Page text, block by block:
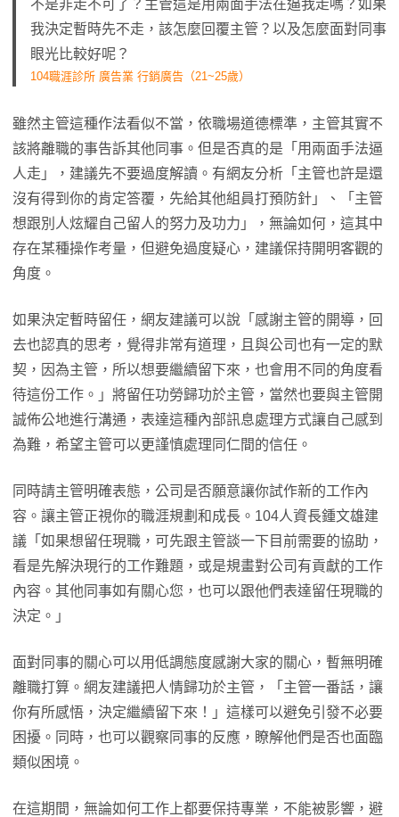
不是非走不可了？主管這是用兩面手法在逼我走嗎？如果
我決定暫時先不走，該怎麼回覆主管？以及怎麼面對同事
眼光比較好呢？
104職涯診所 廣告業 行銷廣告（21~25歲）
雖然主管這種作法看似不當，依職場道德標準，主管其實不
該將離職的事告訴其他同事。但是否真的是「用兩面手法逼
人走」，建議先不要過度解讀。有網友分析「主管也許是還
沒有得到你的肯定答覆，先給其他組員打預防針」、「主管
想跟別人炫耀自己留人的努力及功力」，無論如何，這其中
存在某種操作考量，但避免過度疑心，建議保持開明客觀的
角度。
如果決定暫時留任，網友建議可以說「感謝主管的開導，回
去也認真的思考，覺得非常有道理，且與公司也有一定的默
契，因為主管，所以想要繼續留下來，也會用不同的角度看
待這份工作。」將留任功勞歸功於主管，當然也要與主管開
誠佈公地進行溝通，表達這種內部訊息處理方式讓自己感到
為難，希望主管可以更謹慎處理同仁間的信任。
同時請主管明確表態，公司是否願意讓你試作新的工作內
容。讓主管正視你的職涯規劃和成長。104人資長鍾文雄建
議「如果想留任現職，可先跟主管談一下目前需要的協助，
看是先解決現行的工作難題，或是規畫對公司有貢獻的工作
內容。其他同事如有關心您，也可以跟他們表達留任現職的
決定。」
面對同事的關心可以用低調態度感謝大家的關心，暫無明確
離職打算。網友建議把人情歸功於主管，「主管一番話，讓
你有所感悟，決定繼續留下來！」這樣可以避免引發不必要
困擾。同時，也可以觀察同事的反應，瞭解他們是否也面臨
類似困境。
在這期間，無論如何工作上都要保持專業，不能被影響，避